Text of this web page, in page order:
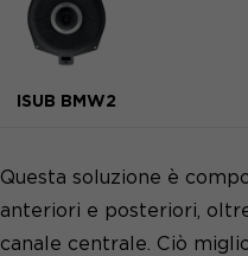
ISUB BMW2
Questa soluzione è
anteriori e posteriori,
canale centrale. Ciò